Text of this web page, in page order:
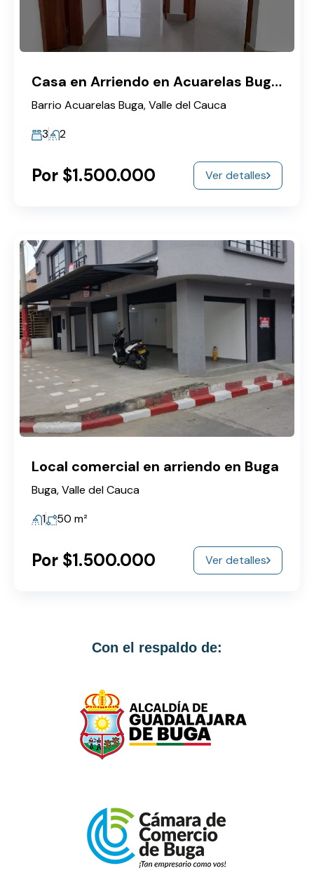
Casa en Arriendo en Acuarelas Buga – Moderna con Doble Patio y Garaje
Barrio Acuarelas Buga, Valle del Cauca
3
2
Por $1.500.000 Ver detalles
Local comercial en arriendo en Buga
Buga, Valle del Cauca
1
50 m²
Por $1.500.000 Ver detalles
Con el respaldo de: